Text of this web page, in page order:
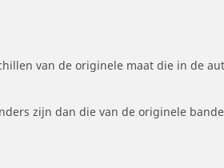
van de originele maat die in de
zijn dan die van de originele